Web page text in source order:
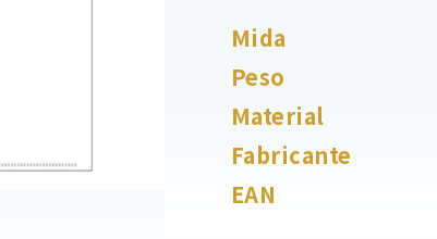
Mida
Peso
Material
Fabricante
EAN